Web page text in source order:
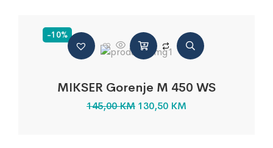
-10%
MIKSER Gorenje M 450 WS
145,00KM 130,50 KM